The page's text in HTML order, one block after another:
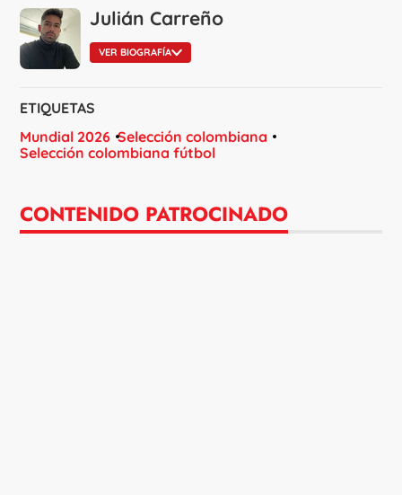
Julián Carreño
VER BIOGRAFÍA
ETIQUETAS
Mundial 2026 Selección colombiana
Selección colombiana fútbol
CONTENIDO PATROCINADO